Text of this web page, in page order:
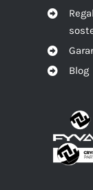
Blog